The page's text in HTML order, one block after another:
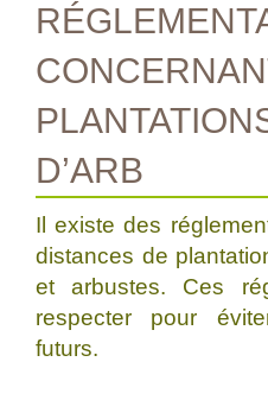
D’ARB
Il existe des
distances de
et arbustes. Ces
respecter pour
futurs.